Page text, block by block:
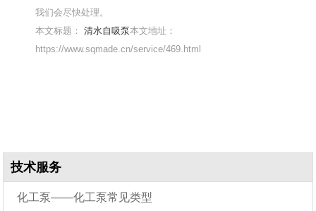
我们会尽快处理。
本文标题：清水自吸泵本文地址：
https://www.sqmade.cn/service/469.html
技术服务
化工泵——化工泵常见类型